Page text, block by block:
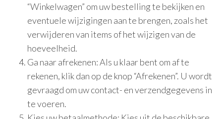
“Winkelwagen” om uw bestelling te bekijken en
eventuele wijzigingen aan te brengen, zoals het
verwijderen van items of het wijzigen van de
hoeveelheid.
Ga naar afrekenen: Als u klaar bent om af te
rekenen, klik dan op de knop “Afrekenen”. U wordt
gevraagd om uw contact- en verzendgegevens in
te voeren.